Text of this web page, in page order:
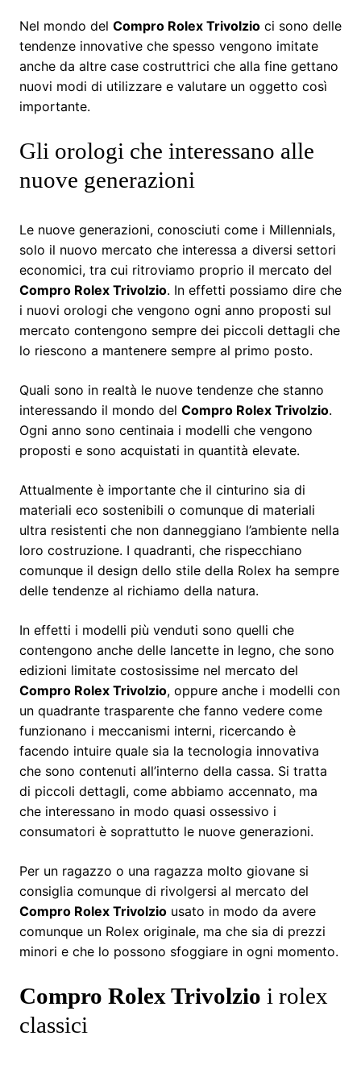
Nel mondo del Compro Rolex Trivolzio ci sono delle
tendenze innovative che spesso vengono imitate
anche da altre case costruttrici che alla fine gettano
nuovi modi di utilizzare e valutare un oggetto così
importante.
Gli orologi che interessano alle
nuove generazioni
Le nuove generazioni, conosciuti come i Millennials,
solo il nuovo mercato che interessa a diversi settori
economici, tra cui ritroviamo proprio il mercato del
Compro Rolex Trivolzio. In effetti possiamo dire che
i nuovi orologi che vengono ogni anno proposti sul
mercato contengono sempre dei piccoli dettagli che
lo riescono a mantenere sempre al primo posto.
Quali sono in realtà le nuove tendenze che stanno
interessando il mondo del Compro Rolex Trivolzio.
Ogni anno sono centinaia i modelli che vengono
proposti e sono acquistati in quantità elevate.
Attualmente è importante che il cinturino sia di
materiali eco sostenibili o comunque di materiali
ultra resistenti che non danneggiano l’ambiente nella
loro costruzione. I quadranti, che rispecchiano
comunque il design dello stile della Rolex ha sempre
delle tendenze al richiamo della natura.
In effetti i modelli più venduti sono quelli che
contengono anche delle lancette in legno, che sono
edizioni limitate costosissime nel mercato del
Compro Rolex Trivolzio, oppure anche i modelli con
un quadrante trasparente che fanno vedere come
funzionano i meccanismi interni, ricercando è
facendo intuire quale sia la tecnologia innovativa
che sono contenuti all’interno della cassa. Si tratta
di piccoli dettagli, come abbiamo accennato, ma
che interessano in modo quasi ossessivo i
consumatori è soprattutto le nuove generazioni.
Per un ragazzo o una ragazza molto giovane si
consiglia comunque di rivolgersi al mercato del
Compro Rolex Trivolzio usato in modo da avere
comunque un Rolex originale, ma che sia di prezzi
minori e che lo possono sfoggiare in ogni momento.
Compro Rolex Trivolzio i rolex
classici